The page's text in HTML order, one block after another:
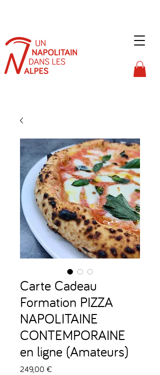
Carte Cadeau
Formation PIZZA
NAPOLITAINE
CONTEMPORAINE
en ligne (Amateurs)
249,00 €Prix